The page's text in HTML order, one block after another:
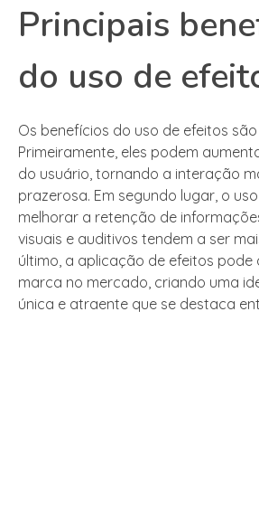
Principais
do uso de
Os benefícios do uso de efeitos
Primeiramente, eles podem
do usuário, tornando a interação
prazerosa. Em segundo lugar, o
melhorar a retenção de
visuais e auditivos tendem a ser
último, a aplicação de efeitos pode
marca no mercado, criando uma
única e atraente que se destaca